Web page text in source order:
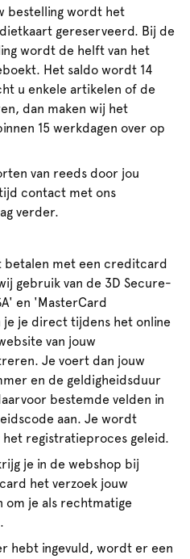
bestelling wordt het
gereserveerd. Bij de
wordt de helft van het
Het saldo wordt 14
u enkele artikelen of de
dan maken wij het
15 werkdagen over op
van reeds door jou
contact met ons
verder.
betalen met een creditcard
gebruik van de 3D Secure-
en 'MasterCard
je direct tijdens het online
van jouw
Je voert dan jouw
en de geldigheidsduur
bestemde velden in
aan. Je wordt
registratieproces geleid.
je in de webshop bij
het verzoek jouw
om je als rechtmatige
hebt ingevuld, wordt er een